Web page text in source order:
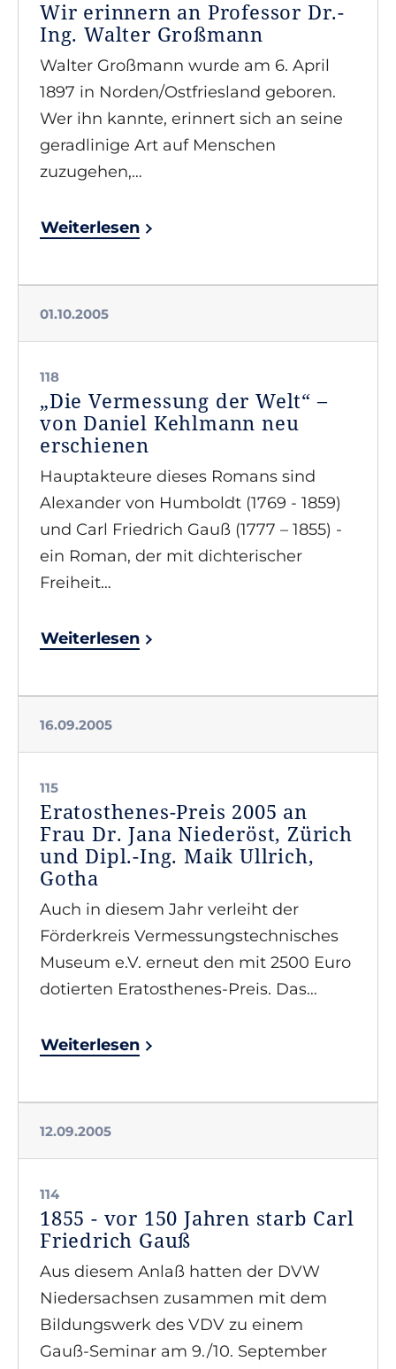
Wir erinnern an Professor Dr.-
Ing. Walter Großmann
Walter Großmann wurde am 6. April
1897 in Norden/Ostfriesland geboren.
Wer ihn kannte, erinnert sich an seine
geradlinige Art auf Menschen
zuzugehen,…
Weiterlesen
01.10.2005
118
„Die Vermessung der Welt“ –
von Daniel Kehlmann neu
erschienen
Hauptakteure dieses Romans sind
Alexander von Humboldt (1769 - 1859)
und Carl Friedrich Gauß (1777 – 1855) -
ein Roman, der mit dichterischer
Freiheit…
Weiterlesen
16.09.2005
115
Eratosthenes-Preis 2005 an
Frau Dr. Jana Niederöst, Zürich
und Dipl.-Ing. Maik Ullrich,
Gotha
Auch in diesem Jahr verleiht der
Förderkreis Vermessungstechnisches
Museum e.V. erneut den mit 2500 Euro
dotierten Eratosthenes-Preis. Das…
Weiterlesen
12.09.2005
114
1855 - vor 150 Jahren starb Carl
Friedrich Gauß
Aus diesem Anlaß hatten der DVW
Niedersachsen zusammen mit dem
Bildungswerk des VDV zu einem
Gauß-Seminar am 9./10. September